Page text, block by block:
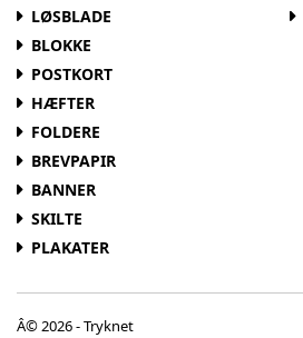
LØSBLADE
BLOKKE
POSTKORT
HÆFTER
FOLDERE
BREVPAPIR
BANNER
SKILTE
PLAKATER
Â© 2026 - Tryknet